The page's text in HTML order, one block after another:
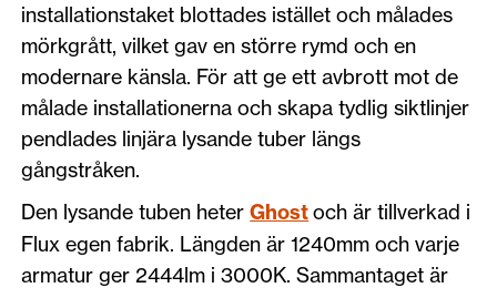
installationstaket blottades istället och målades
mörkgrått, vilket gav en större rymd och en
modernare känsla. För att ge ett avbrott mot de
målade installationerna och skapa tydlig siktlinjer
pendlades linjära lysande tuber längs
gångstråken.
Den lysande tuben heterGhostoch är tillverkad i
Flux egen fabrik. Längden är 1240mm och varje
armatur ger 2444lm i 3000K. Sammantaget är